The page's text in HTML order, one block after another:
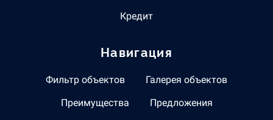
Кредит
Навигация
Фильтр объектов
Галерея объектов
Преимущества
Предложения